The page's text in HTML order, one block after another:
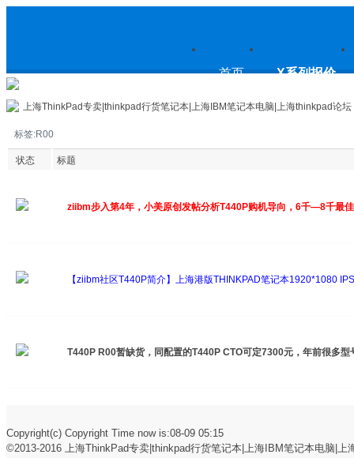
上
海ThinkPad专卖|thinkpad行货笔
首页 X系列报价
上海ThinkPad专卖|thinkpad行货笔记本|上海IBM笔记本电脑|上海thinkpad论坛
标签:R00
状态 标题
ziibm步入第4年，小美原创发帖分析T440P购机导向，6千—8千最
【ziibm社区T440P简介】上海港版THINKPAD笔记本1920*1080
T440P R00暂缺货，同配置的T440P CTO可定7300元，年前很多型
Copyright(c) Copyright Time now is:08-09 05:15
©2013-2016 上海ThinkPad专卖|thinkpad行货笔记本|上海IBM笔记本电脑|上